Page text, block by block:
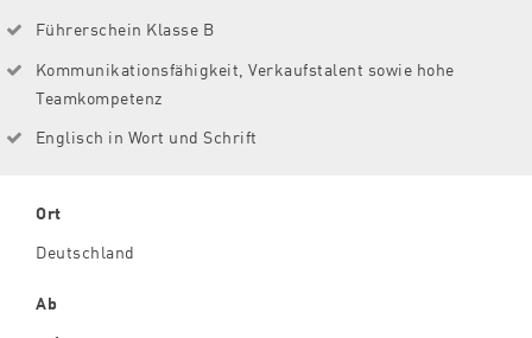
Führerschein Klasse B
Kommunikationsfähigkeit, Verkaufstalent sowie hohe
Teamkompetenz
Englisch in Wort und Schrift
Ort
Deutschland
Ab